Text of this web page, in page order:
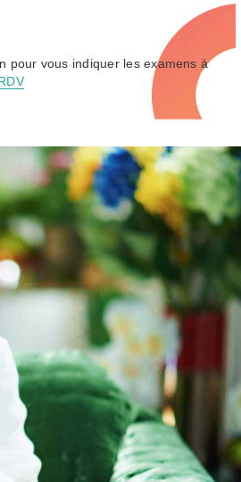
pour vous indiquer les examens à